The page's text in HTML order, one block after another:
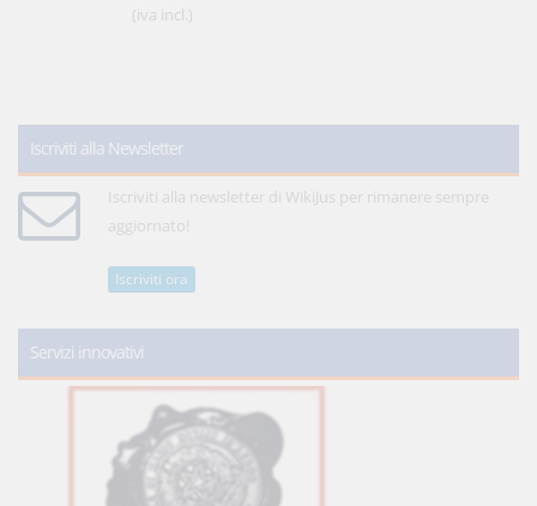
(iva incl.)
Iscriviti alla Newsletter
Iscriviti alla newsletter di WikiJus per rimanere sempre
aggiornato!
Iscriviti ora
Servizi innovativi